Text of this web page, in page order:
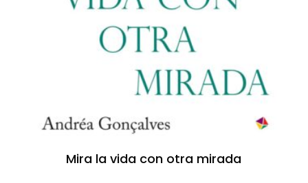
Mira la vida con otra mirada